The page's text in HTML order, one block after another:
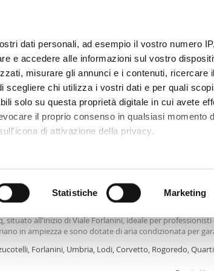
dati personali, ad esempio il vostro numero
e accedere alle informazioni sul vostro
misurare gli annunci e i contenuti, ricercare
scegliere chi utilizza i vostri dati e per quali
solo su questa proprietà digitale in cui avete
il proprio consenso in qualsiasi momento
di attivazione della privacy.
attivamente alla ricerca di caratteristiche
dati personali e imposta le tue preferenze
in qualsiasi momento dalla
ed annunci, per fornire funzionalità dei
Statistiche Marketing
Superficie Locali Più filtri - 2
milano
Ordine Mioaffitto
Forlanini, umbria, lodi, corvetto, rogoredo
situato all'inizio di Viale Forlanini, ideale per professionisti
in ampiezza e sono dotate di aria condizionata per
le esigenze culinarie. Il bagno è dotato di doccia e
Forlanini, Umbria, Lodi, Corvetto, Rogoredo,